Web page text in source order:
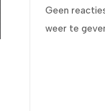
Geen
weer te